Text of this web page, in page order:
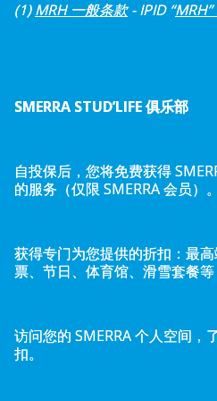
(1) MRH 一般条款- IPID “
SMERRA STUD’LIFE 俱乐部
自投保后，您将免费获得
的服务（仅限 SMERRA 会员）。
获得专门为您提供的折扣：最
票、节日、体育馆、滑雪套餐等
访问您的 SMERRA 个人空间，
扣。